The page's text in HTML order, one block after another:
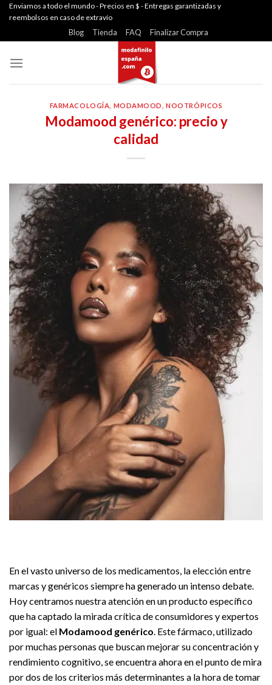
SkipEnviamos a todo el mundo - Precios en $ - Entregas garantizadas y
reembolsos en caso de extravío
Blog Tienda FAQ Finalizar Compra
FARMACOLOGÍA MODAMOOD ,NOOTRÓPICOS
Modamood genérico: precio y
calidad
En el vasto universo de los medicamentos, la elección entre
marcas y genéricos siempre ha generado un intenso debate.
Hoy centramos nuestra atención en un producto específico
que ha captado la mirada crítica de consumidores y expertos
por igual: el Modamood genérico. Este fármaco, utilizado
por muchas personas que buscan mejorar su concentración y
rendimiento cognitivo, se encuentra ahora en el punto de mira
por dos de los criterios más determinantes a la hora de tomar